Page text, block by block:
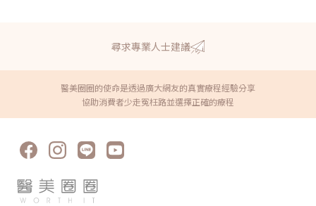
尋求專業人士建議
醫美圈圈的使命是透過廣大網友的真實療程經驗分享
協助消費者少走冤枉路並選擇正確的療程